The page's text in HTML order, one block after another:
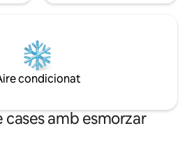
condicionat
cases amb esmorzar